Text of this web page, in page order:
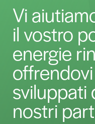
Vi
il vostro
energie
sviluppati
nostri